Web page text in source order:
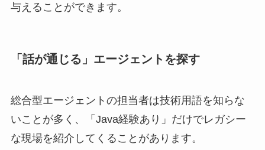
与えることができます。
「話が通じる」エージェントを探す
総合型エージェントの担当者は技術用語を知らな
いことが多く、「Java経験あり」だけでレガシー
な現場を紹介してくることがあります。